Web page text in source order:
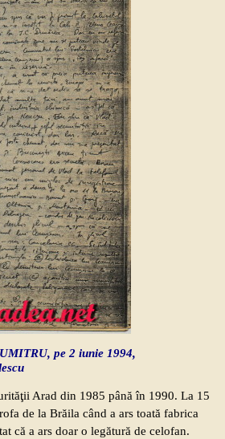
pe 2 iunie 1994,
Arad din 1985 până în 1990. La 15
de la Brăila când a ars toată fabrica
că a ars doar o legătură de celofan.